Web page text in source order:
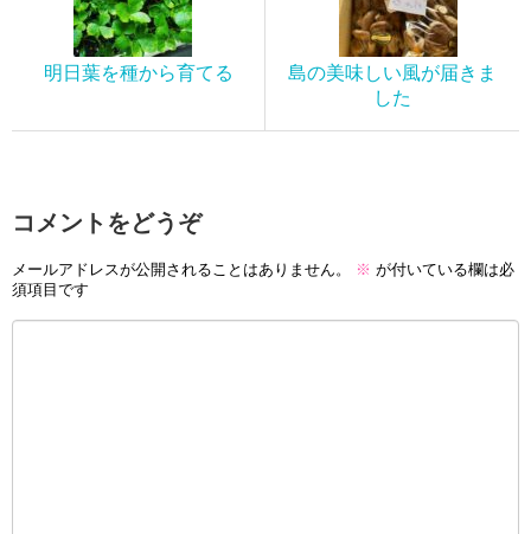
明日葉を種から育てる
島の美味しい風が届きま
した
コメントをどうぞ
メールアドレスが公開されることはありません。 ※ が付いている欄は必
須項目です